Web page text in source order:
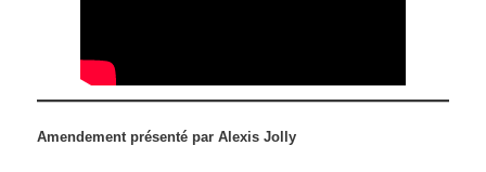
Amendement présenté par Alexis Jolly